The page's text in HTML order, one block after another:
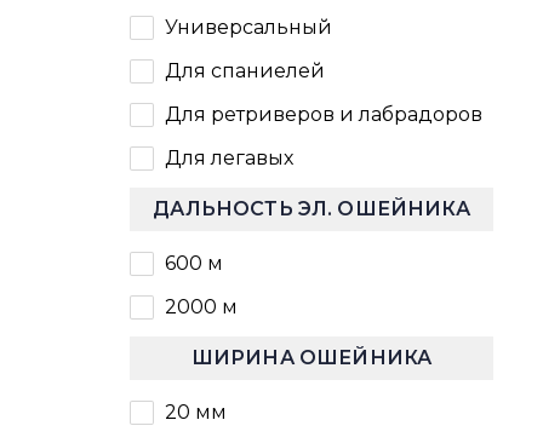
Универсальный
Для спаниелей
Для ретриверов и лабрадоров
Для легавых
ДАЛЬНОСТЬ ЭЛ. ОШЕЙНИКА
600 м
2000 м
ШИРИНА ОШЕЙНИКА
20 мм